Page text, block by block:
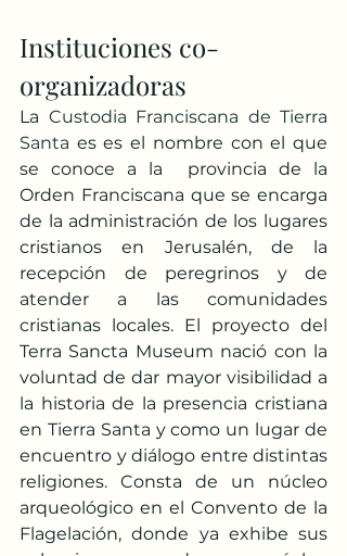
Instituciones co-
organizadoras
La Custodia Franciscana de Tierra
Santa es es el nombre con el que
se conoce a la  provincia de la
Orden Franciscana que se encarga
de la administración de los lugares
cristianos en Jerusalén, de la
recepción de peregrinos y de
atender a las comunidades
cristianas locales. El proyecto del
Terra Sancta Museum nació con la
voluntad de dar mayor visibilidad a
la historia de la presencia cristiana
en Tierra Santa y como un lugar de
encuentro y diálogo entre distintas
religiones. Consta de un núcleo
arqueológico en el Convento de la
Flagelación, donde ya exhibe sus